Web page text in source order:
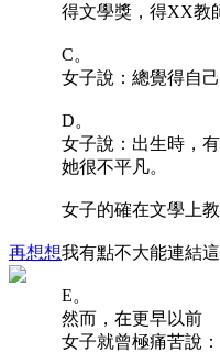
再想想
得文學獎，得XX教
C。
女子說：總覺得自
D。
女子說：出生時，
她很不平凡。
女子的確在文學上
我有點不大能連結
E。
然而，在更早以前
女子就曾極痛苦說：